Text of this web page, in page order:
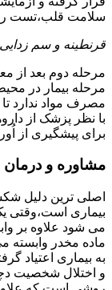
سلامت قلب،تست
قرنطینه و سم
مرحله دوم بعد از
مرحله بیمار در
مصرف مواد ندارد
با نظر پزشک از
برای پیشگیری از
مشاوره و درمان
اصلی ترین دلیل
بیماری است،وقتی
می شود علاوه بر
ماده مخدر وابسته
به بیماری اعتیاد
و اختلال شخصیت